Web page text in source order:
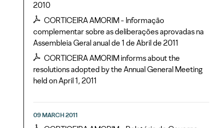
2010
CORTICEIRA AMORIM - Informação
complementar sobre as deliberações aprovadas na
Assembleia Geral anual de 1 de Abril de 2011
CORTICEIRA AMORIM informs about the
resolutions adopted by the Annual General Meeting
held on April 1, 2011
09 MARCH 2011